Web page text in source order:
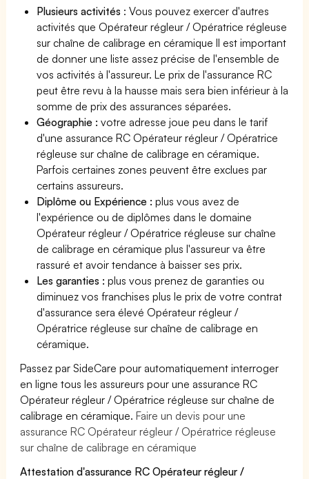
Plusieurs activités : Vous pouvez exercer d'autres
activités que Opérateur régleur / Opératrice régleuse
sur chaîne de calibrage en céramique Il est important
de donner une liste assez précise de l'ensemble de
vos activités à l'assureur. Le prix de l'assurance RC
peut être revu à la hausse mais sera bien inférieur à la
somme de prix des assurances séparées.
Géographie :votre adresse joue peu dans le tarif
d'une assurance RC Opérateur régleur / Opératrice
régleuse sur chaîne de calibrage en céramique.
Parfois certaines zones peuvent être exclues par
certains assureurs.
Diplôme ou Expérience :plus vous avez de
l'expérience ou de diplômes dans le domaine
Opérateur régleur / Opératrice régleuse sur chaîne
de calibrage en céramique plus l'assureur va être
rassuré et avoir tendance à baisser ses prix.
Les garanties :plus vous prenez de garanties ou
diminuez vos franchises plus le prix de votre contrat
d'assurance sera élevé Opérateur régleur /
Opératrice régleuse sur chaîne de calibrage en
céramique.
Passez par SideCare pour automatiquement interroger
en ligne tous les assureurs pour une assurance RC
Opérateur régleur / Opératrice régleuse sur chaîne de
calibrage en céramique.Faire un devis pour une
assurance RC Opérateur régleur / Opératrice régleuse
sur chaîne de calibrage en céramique
Attestation d'assurance RC Opérateur régleur /